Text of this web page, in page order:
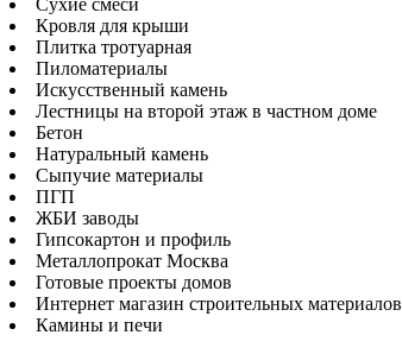
Сухие смеси
Кровля для крыши
Плитка тротуарная
Пиломатериалы
Искусственный камень
Лестницы на второй этаж в частном доме
Бетон
Натуральный камень
Сыпучие материалы
ПГП
ЖБИ заводы
Гипсокартон и профиль
Металлопрокат Москва
Готовые проекты домов
Интернет магазин строительных материалов
Камины и печи